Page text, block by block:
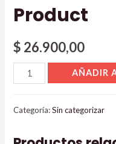
Product
$ 26.900,00
AÑADIR
Categoría:Sin categorizar